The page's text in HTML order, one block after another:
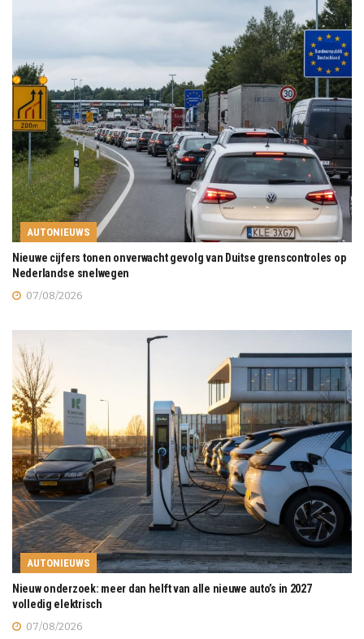
AUTONIEUWS
Nieuwe cijfers tonen onverwacht gevolg van Duitse grenscontroles op
Nederlandse snelwegen
07/08/2026
AUTONIEUWS
Nieuw onderzoek: meer dan helft van alle nieuwe auto’s in 2027
volledig elektrisch
07/08/2026